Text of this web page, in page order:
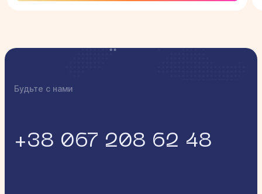
Будьте с нами
+38 067 208 62 48